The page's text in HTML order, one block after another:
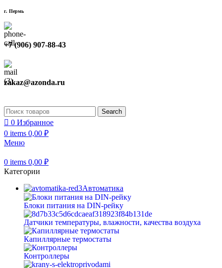
г. Пермь
+7 (906) 907-88-43
zakaz@azonda.ru
Search
0 Избранное
0 items 0,00 ₽
Меню
0 items 0,00 ₽
Категории
Автоматика
Блоки питания на DIN-рейку
Датчики температуры, влажности, качества воздуха
Капиллярные термостаты
Контроллеры